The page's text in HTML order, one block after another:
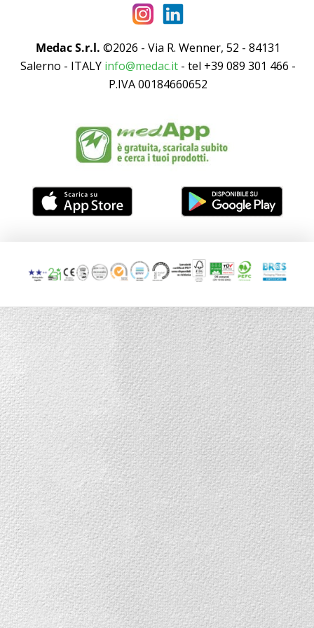
Medac S.r.l. ©2026 - Via R. Wenner, 52 - 84131
Salerno - ITALY info@medac.it - tel +39 089 301 466 -
P.IVA 00184660652